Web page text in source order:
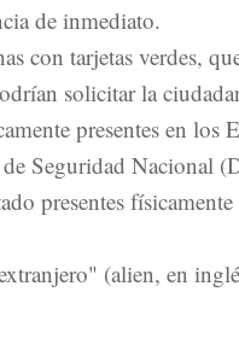
de inmediato.
con tarjetas verdes,
solicitar la
presentes en
Seguridad Nacional
presentes
(alien, en